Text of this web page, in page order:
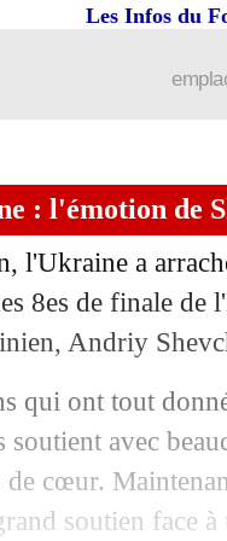
Les Infos du
: l'émotion de
l'Ukraine a
8es de finale de
Andriy
qui ont tout
avec
de cœur.
soutien face à
hanté par son raté
Boga a sa
pour 30 M€
de la
Pau Lopez
à Dijon
bloqué avec la